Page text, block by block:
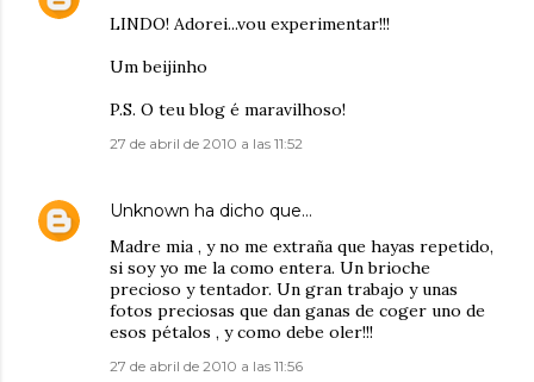
LINDO! Adorei...vou experimentar!!!
Um beijinho
P.S. O teu blog é maravilhoso!
27 de abril de 2010 a las 11:52
Unknown ha dicho que…
Madre mia , y no me extraña que hayas repetido,
si soy yo me la como entera. Un brioche
precioso y tentador. Un gran trabajo y unas
fotos preciosas que dan ganas de coger uno de
esos pétalos , y como debe oler!!!
27 de abril de 2010 a las 11:56